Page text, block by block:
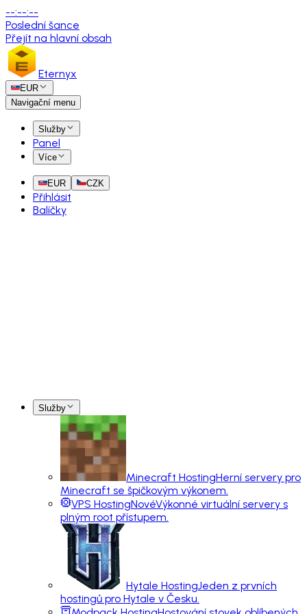
--:--:--
Poslední šance
Přejít na hlavní obsah
Eternyx
EUR
Navigační menu
Služby
Panel
Více
EUR CZK
Přihlásit
Balíčky
Služby
Minecraft HostingHerní servery pro
Minecraft se špičkovým výkonem.
VPS HostingNovéVýkonné virtuální servery s
plným root přístupem.
Hytale HostingJeden z prvních
hostingů pro Hytale v Česku.